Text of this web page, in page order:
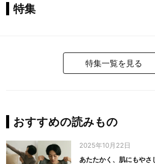
特集
特集一覧を見る
おすすめの読みもの
2025年10月22日
あたたかく、肌にもやさ